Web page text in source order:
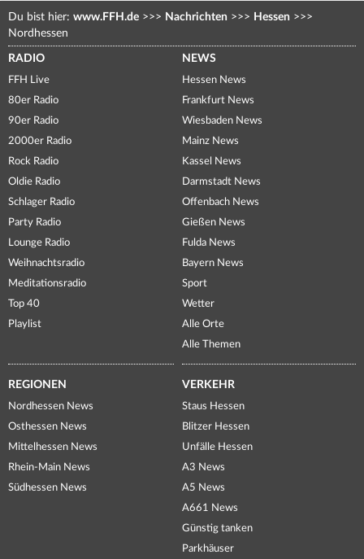
Du bist hier: www.FFH.de >>> Nachrichten >>> Hessen >>>
Nordhessen
RADIO
FFH Live
80er Radio
90er Radio
2000er Radio
Rock Radio
Oldie Radio
Schlager Radio
Party Radio
Lounge Radio
Weihnachtsradio
Meditationsradio
Top 40
Playlist
NEWS
Hessen News
Frankfurt News
Wiesbaden News
Mainz News
Kassel News
Darmstadt News
Offenbach News
Gießen News
Fulda News
Bayern News
Sport
Wetter
Alle Orte
Alle Themen
REGIONEN
Nordhessen News
Osthessen News
Mittelhessen News
Rhein-Main News
Südhessen News
VERKEHR
Staus Hessen
Blitzer Hessen
Unfälle Hessen
A3 News
A5 News
A661 News
Günstig tanken
Parkhäuser